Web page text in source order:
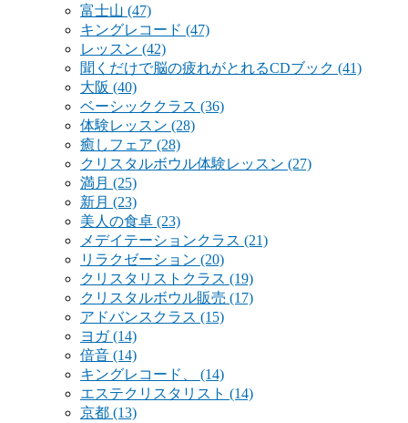
富士山 (47)
キングレコード (47)
レッスン (42)
聞くだけで脳の疲れがとれるCDブック (41)
大阪 (40)
ベーシッククラス (36)
体験レッスン (28)
癒しフェア (28)
クリスタルボウル体験レッスン (27)
満月 (25)
新月 (23)
美人の食卓 (23)
メデイテーションクラス (21)
リラクゼーション (20)
クリスタリストクラス (19)
クリスタルボウル販売 (17)
アドバンスクラス (15)
ヨガ(14)
倍音 (14)
キングレコード、 (14)
エステクリスタリスト (14)
京都 (13)